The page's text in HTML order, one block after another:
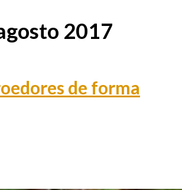
2017
de forma